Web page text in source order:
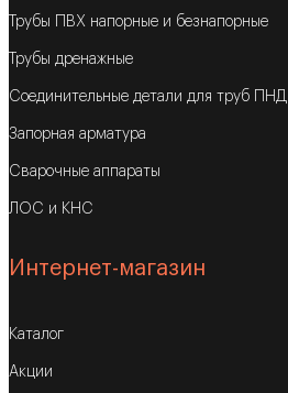
Трубы ПВХ напорные и безнапорные
Трубы дренажные
Соединительные детали для труб ПНД
Запорная арматура
Сварочные аппараты
ЛОС и КНС
Интернет-магазин
Каталог
Акции